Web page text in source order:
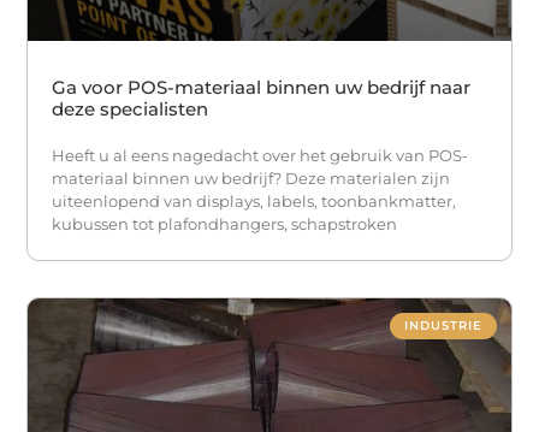
Ga voor POS-materiaal binnen uw bedrijf naar
deze specialisten
Heeft u al eens nagedacht over het gebruik van POS-
materiaal binnen uw bedrijf? Deze materialen zijn
uiteenlopend van displays, labels, toonbankmatter,
kubussen tot plafondhangers, schapstroken
INDUSTRIE